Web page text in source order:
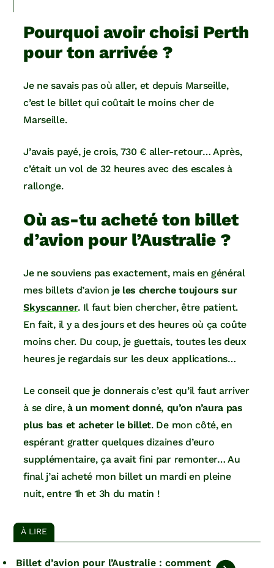
Pourquoi avoir choisi Perth
pour ton arrivée ?
Je ne savais pas où aller, et depuis Marseille,
c’est le billet qui coûtait le moins cher de
Marseille.
J’avais payé, je crois, 730 € aller-retour… Après,
c’était un vol de 32 heures avec des escales à
rallonge.
Où as-tu acheté ton billet
d’avion pour l’Australie ?
Je ne souviens pas exactement, mais en général
mes billets d’avion je les cherche toujours sur
Skyscanner. Il faut bien chercher, être patient.
En fait, il y a des jours et des heures où ça coûte
moins cher. Du coup, je guettais, toutes les deux
heures je regardais sur les deux applications…
Le conseil que je donnerais c’est qu’il faut arriver
à se dire, à un moment donné, qu’on n’aura pas
plus bas et acheter le billet. De mon côté, en
espérant gratter quelques dizaines d’euro
supplémentaire, ça avait fini par remonter… Au
final j’ai acheté mon billet un mardi en pleine
nuit, entre 1h et 3h du matin !
À LIRE
Billet d’avion pour l’Australie : comment